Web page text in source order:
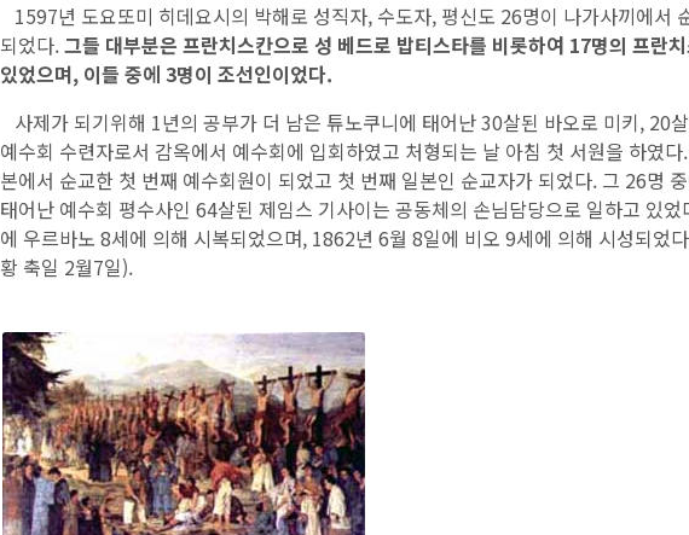
1597년 도요또미 히데요시의 박해로 성직자, 수도자, 평신도 26명이 나가사끼에서
되었다.그들 대부분은 프란치스칸으로 성 베드로 밥티스타를 비롯하여 17명의 프란
있었으며, 이들 중에 3명이 조선인이었다.
사제가 되기위해 1년의 공부가 더 남은 튜노쿠니에 태어난 30살된 바오로 미키, 20
예수회 수련자로서 감옥에서 예수회에 입회하였고 처형되는 날 아침 첫 서원을 하였
본에서 순교한 첫 번째 예수회원이 되었고 첫 번째 일본인 순교자가 되었다. 그 26명
태어난 예수회 평수사인 64살된 제임스 기사이는 공동체의 손님담당으로 일하고 있
에 우르바노 8세에 의해 시복되었으며, 1862년 6월 8일에 비오 9세에 의해 시성되었
황 축일 2월7일).